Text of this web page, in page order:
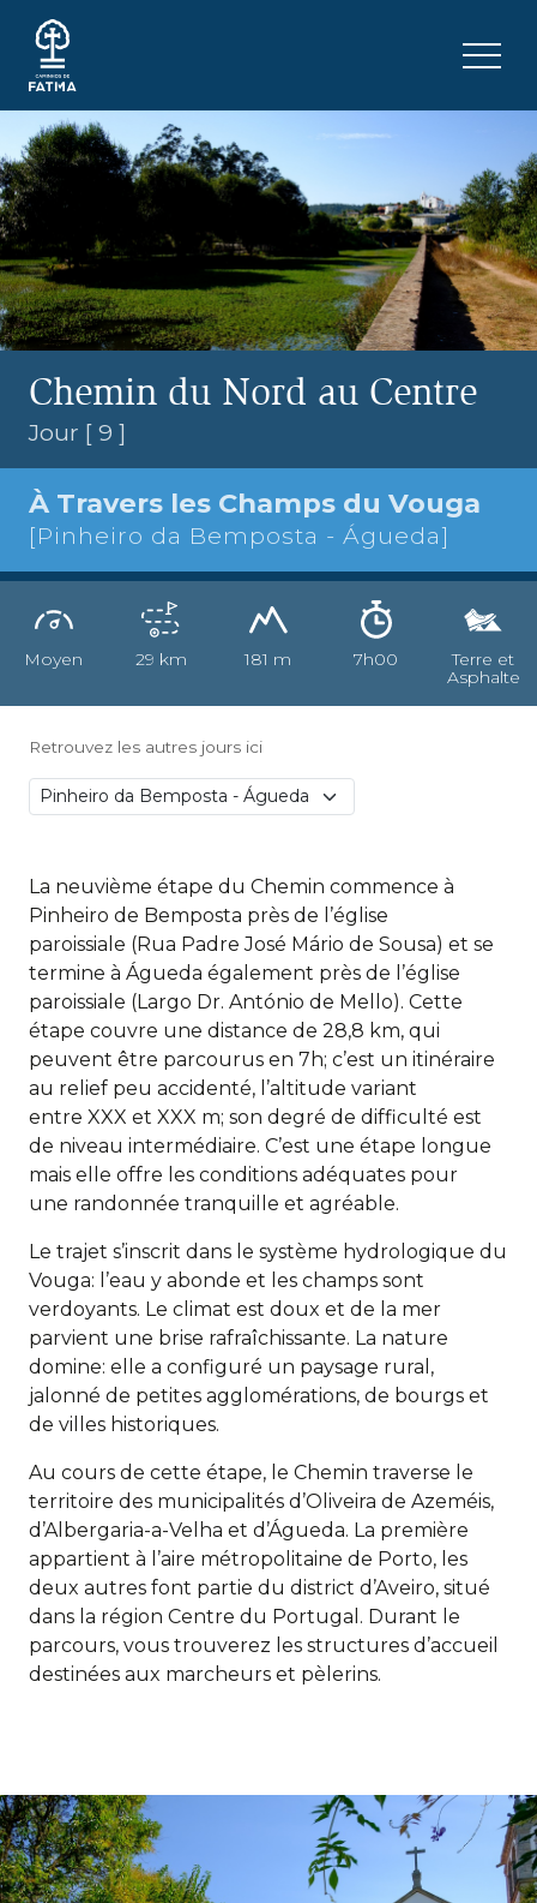
Chemin du Nord au Centre
Jour [ 9 ]
À Travers les Champs du Vouga
[Pinheiro da Bemposta - Águeda]
Moyen 29 km 181 m 7h00
Terre et
Asphalte
Retrouvez les autres jours ici
La neuvième étape du Chemin commence à
Pinheiro de Bemposta près de l’église
paroissiale (Rua Padre José Mário de Sousa) et se
termine à Águeda également près de l’église
paroissiale (Largo Dr. António de Mello). Cette
étape couvre une distance de 28,8 km, qui
peuvent être parcourus en 7h; c’est un itinéraire
au relief peu accidenté, l’altitude variant
entre XXX et XXX m; son degré de difficulté est
de niveau intermédiaire. C’est une étape longue
mais elle offre les conditions adéquates pour
une randonnée tranquille et agréable.
Le trajet s’inscrit dans le système hydrologique du
Vouga: l’eau y abonde et les champs sont
verdoyants. Le climat est doux et de la mer
parvient une brise rafraîchissante. La nature
domine: elle a configuré un paysage rural,
jalonné de petites agglomérations, de bourgs et
de villes historiques.
Au cours de cette étape, le Chemin traverse le
territoire des municipalités d’Oliveira de Azeméis,
d’Albergaria-a-Velha et d’Águeda. La première
appartient à l’aire métropolitaine de Porto, les
deux autres font partie du district d’Aveiro, situé
dans la région Centre du Portugal. Durant le
parcours, vous trouverez les structures d’accueil
destinées aux marcheurs et pèlerins.